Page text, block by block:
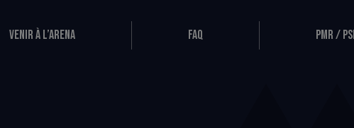
Venir à l’Arena FAQ PMR /